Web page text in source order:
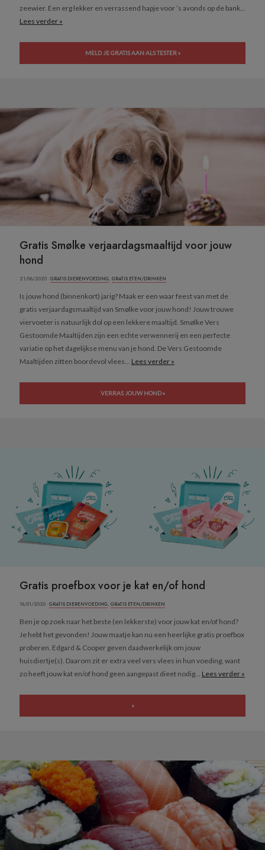
zeewier. Een erg lekker en verrassend hapje voor ’s avonds op de bank...
Lees verder »
MELD JE GRATIS AAN ALS TESTER »
Gratis Smølke verjaardagsmaaltijd voor jouw
hond
21/06/2020 ·GRATIS DIERENVOEDING, GRATIS ETEN/DRINKEN
Is jouw hond (binnenkort) jarig? Maak er een waar feest van met de
gratis verjaardagsmaaltijd van Smølke voor jouw hond! Jouw trouwe
viervoeter is natuurlijk dol op een lekkere maaltijd. Smølke Vers
Gestoomde Maaltijden zijn een echte verwennerij en een perfecte
variatie op het dagelijkse menu van je hond. De Vers Gestoomde
Maaltijden zitten boordevol vlees... Lees verder »
VERRAS JOUW HOND »
Gratis proefbox voor je kat en/of hond
16/01/2020 ·GRATIS DIERENVOEDING, GRATIS ETEN/DRINKEN
Ben je op zoek naar het beste (en lekkerste) voor jouw kat en/of hond?
Je hebt het gevonden! Jouw maatje kan nu een heerlijke gratis proefbox
proberen. Edgard & Cooper geven daadwerkelijk om jouw
huisdiertje(s). Daarom zit er extra veel vers vlees in hun voeding, want
zo heeft jouw kat en/of hond geen aangepast dieet nodig... Lees verder »
»